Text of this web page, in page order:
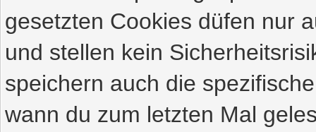
gesetzten Cookies düfen nur
und stellen kein
speichern auch die
wann du zum letzten Mal